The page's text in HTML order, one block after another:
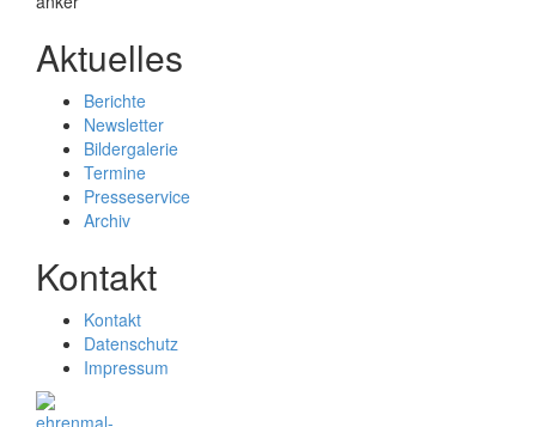
Aktuelles
Berichte
Newsletter
Bildergalerie
Termine
Presseservice
Archiv
Kontakt
Kontakt
Datenschutz
Impressum